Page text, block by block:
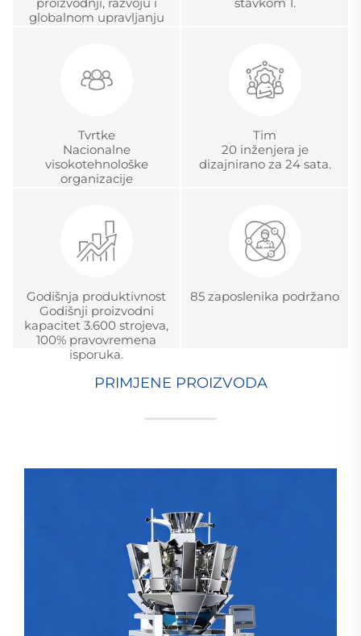
globalnom upravljanju
Tvrtke
Nacionalne
visokotehnološke
organizacije
Tim
20 inženjera je
dizajnirano za 24 sata.
Godišnja produktivnost
Godišnji proizvodni
kapacitet 3.600 strojeva,
100% pravovremena
isporuka.
85 zaposlenika podržano
PRIMJENE PROIZVODA